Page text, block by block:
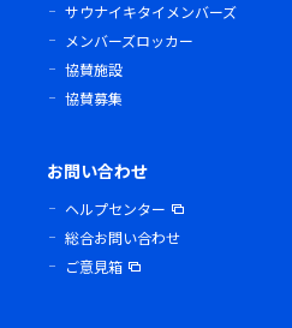
サウナイキタイメンバーズ
メンバーズロッカー
協賛施設
協賛募集
お問い合わせ
ヘルプセンター
総合お問い合わせ
ご意見箱